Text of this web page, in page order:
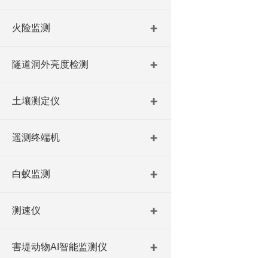
火险监测
隧道洞外亮度检测
土壤测定仪
遥测终端机
白蚁监测
测速仪
害堤动物AI智能监测仪